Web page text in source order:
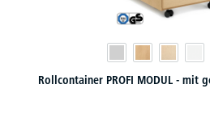
Rollcontainer PROFI MODUL - mit